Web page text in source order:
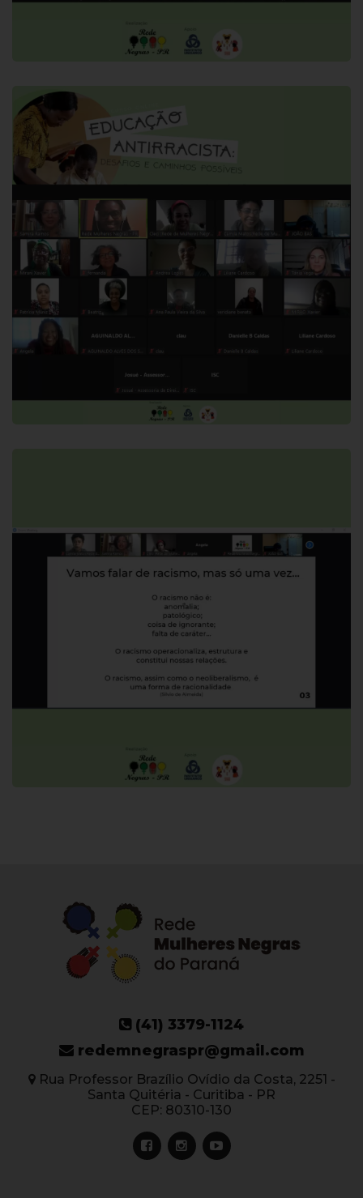
(41) 3379-1124
redemnegraspr@gmail.com
Rua Professor Brazílio Ovídio da Costa, 2251 -
Santa Quitéria - Curitiba - PR
CEP: 80310-130